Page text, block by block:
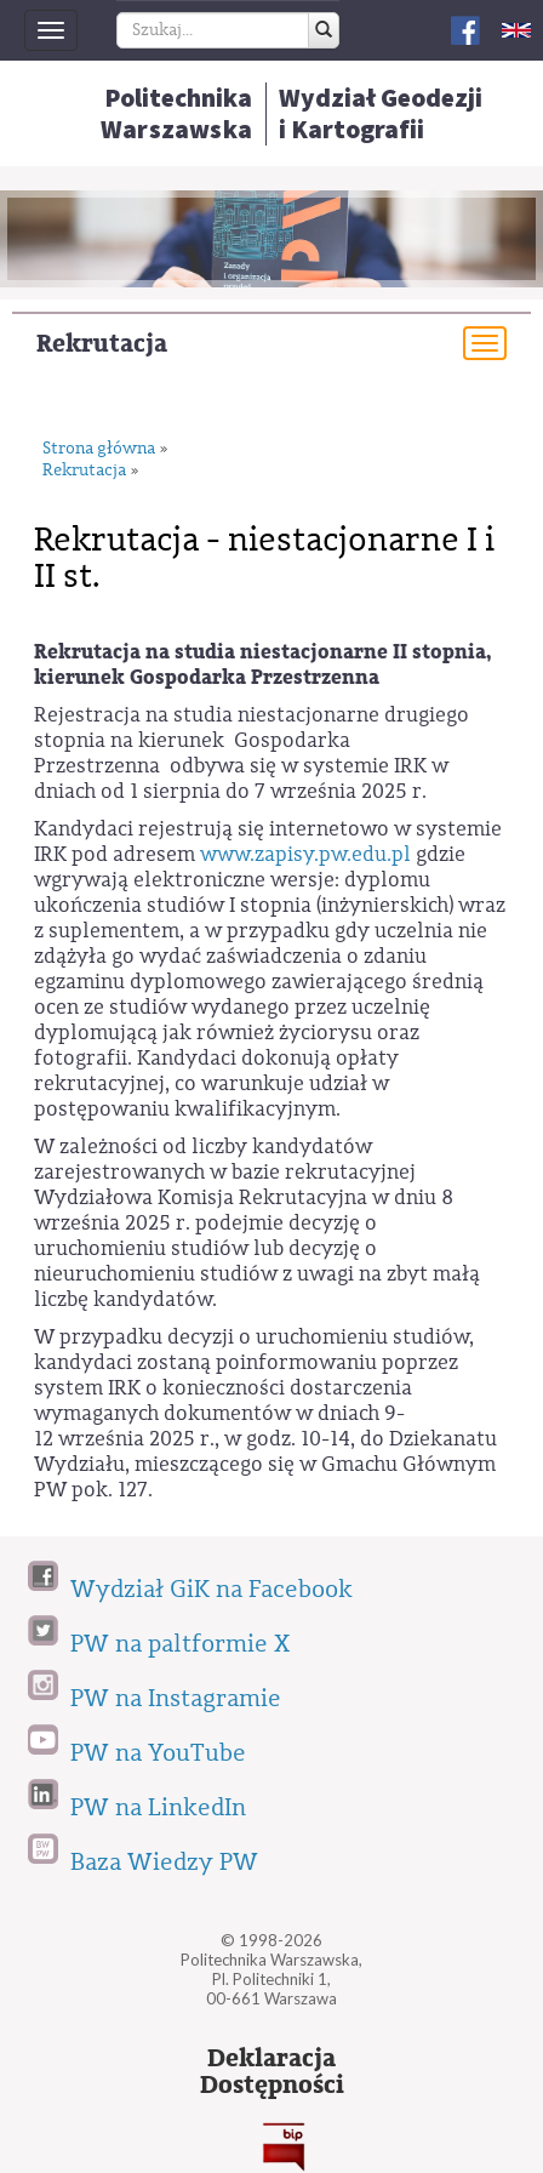
Toggle
navigation
Politechnika
Warszawska
Wydział Geodezji
i Kartografii
Rekrutacja
Strona główna »
Rekrutacja »
Rekrutacja - niestacjonarne I i
II st.
Rekrutacja na studia niestacjonarne II stopnia,
kierunek Gospodarka Przestrzenna
Rejestracja na studia niestacjonarne drugiego
stopnia na kierunek Gospodarka
Przestrzenna odbywa się w systemie IRK w
dniach od 1 sierpnia do 7 września 2025 r.
Kandydaci rejestrują się internetowo w systemie
IRK pod adresemwww.zapisy.pw.edu.pl gdzie
wgrywają elektroniczne wersje: dyplomu
ukończenia studiów I stopnia (inżynierskich) wraz
z suplementem, a w przypadku gdy uczelnia nie
zdążyła go wydać zaświadczenia o zdaniu
egzaminu dyplomowego zawierającego średnią
ocen ze studiów wydanego przez uczelnię
dyplomującą jak również życiorysu oraz
fotografii. Kandydaci dokonują opłaty
rekrutacyjnej, co warunkuje udział w
postępowaniu kwalifikacyjnym.
W zależności od liczby kandydatów
zarejestrowanych w bazie rekrutacyjnej
Wydziałowa Komisja Rekrutacyjna w dniu 8
września 2025 r. podejmie decyzję o
uruchomieniu studiów lub decyzję o
nieuruchomieniu studiów z uwagi na zbyt małą
liczbę kandydatów.
W przypadku decyzji o uruchomieniu studiów,
kandydaci zostaną poinformowaniu poprzez
system IRK o konieczności dostarczenia
wymaganych dokumentów w dniach 9-
12 września 2025 r., w godz. 10-14, do Dziekanatu
Wydziału, mieszczącego się w Gmachu Głównym
PW pok. 127.
Wydział GiK na Facebook
PW na paltformie X
PW na Instagramie
PW na YouTube
PW na LinkedIn
Baza Wiedzy PW
© 1998-2026
Politechnika Warszawska,
Pl. Politechniki 1,
00-661 Warszawa
Deklaracja
Dostępności